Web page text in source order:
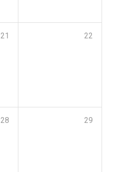
21 22
28 29